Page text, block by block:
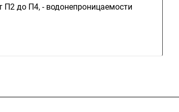
П2 до П4, - водонепроницаемости